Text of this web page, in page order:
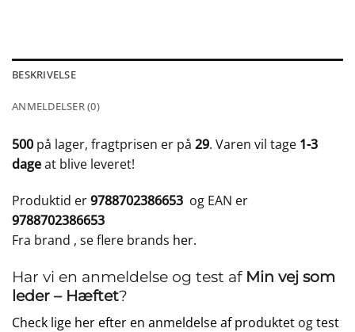
BESKRIVELSE
ANMELDELSER (0)
500 på lager, fragtprisen er på 29. Varen vil tage 1-3
dageat blive leveret!
Produktid er9788702386653 og EAN er
9788702386653
Fra brand , se flere brands her.
Har vi en anmeldelse og test af Min vej som
leder – Hæftet?
Check lige her efter en anmeldelse af produktet ogtest